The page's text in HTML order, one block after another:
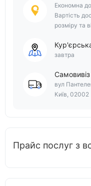
Економна
Вартість
розміру та
завтра
вул
Київ, 02002
Прайс послуг з